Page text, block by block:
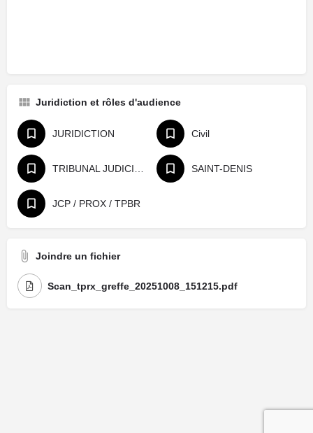
Juridiction et rôles d'audience
JURIDICTION Civil
SAINT-DENIS
JCP / PROX / TPBR
Joindre un fichier
Scan_tprx_greffe_20251008_151215.pdf